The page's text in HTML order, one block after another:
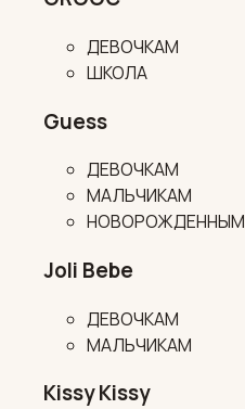
ДЕВОЧКАМ
ШКОЛА
Guess
ДЕВОЧКАМ
МАЛЬЧИКАМ
НОВОРОЖДЕННЫМ
Joli Bebe
ДЕВОЧКАМ
МАЛЬЧИКАМ
Kissy Kissy